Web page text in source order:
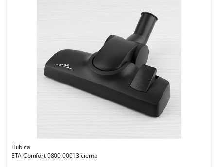
Hubica
ETA Comfort 9800 00013 čierna